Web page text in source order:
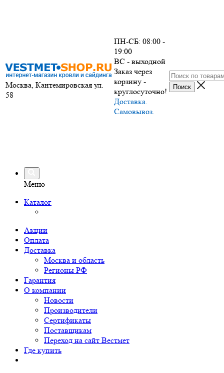
Москва, Кантемировская ул.
58
ПН-СБ: 08:00 -
19:00
ВС - выходной
Заказ через
корзину -
круглосуточно!
Доставка.
Самовывоз.
Меню
Каталог
Акции
Оплата
Доставка
Москва и область
Регионы РФ
Гарантия
О компании
Новости
Производители
Сертификаты
Поставщикам
Переход на сайт Вестмет
Где купить